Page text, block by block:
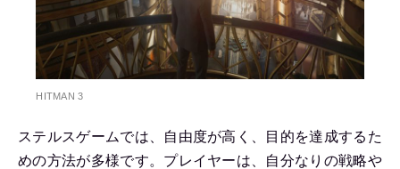
HITMAN 3
ステルスゲームでは、自由度が高く、目的を達成するた
めの方法が多様です。プレイヤーは、自分なりの戦略や